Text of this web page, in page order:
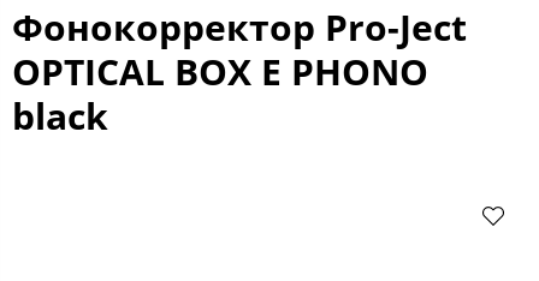
Фонокорректор Pro-Ject
OPTICAL BOX E PHONO
black